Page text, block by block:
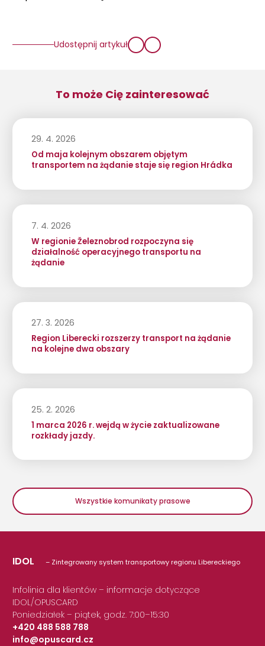
Udostępnij artykuł
To może Cię zainteresować
29. 4. 2026
Od maja kolejnym obszarem objętym
transportem na żądanie staje się region Hrádka
7. 4. 2026
W regionie Železnobrod rozpoczyna się
działalność operacyjnego transportu na
żądanie
27. 3. 2026
Region Liberecki rozszerzy transport na żądanie
na kolejne dwa obszary
25. 2. 2026
1 marca 2026 r. wejdą w życie zaktualizowane
rozkłady jazdy.
Wszystkie komunikaty prasowe
IDOL – Zintegrowany system transportowy regionu Libereckiego
Infolinia dla klientów – informacje dotyczące
IDOL/OPUSCARD
Poniedziałek – piątek, godz. 7:00–15:30
+420 488 588 788
|
info@opuscard.cz